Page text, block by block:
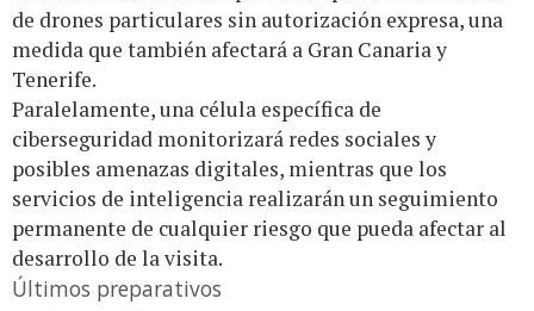
de drones particulares sin autorización expresa, una
medida que también afectará a Gran Canaria y
Tenerife.
Paralelamente, una célula específica de
ciberseguridad monitorizará redes sociales y
posibles amenazas digitales, mientras que los
servicios de inteligencia realizarán un seguimiento
permanente de cualquier riesgo que pueda afectar al
desarrollo de la visita.
Últimos preparativos